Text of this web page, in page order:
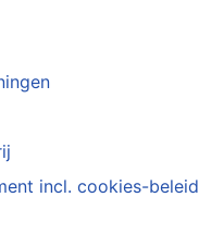
incl. cookies-beleid